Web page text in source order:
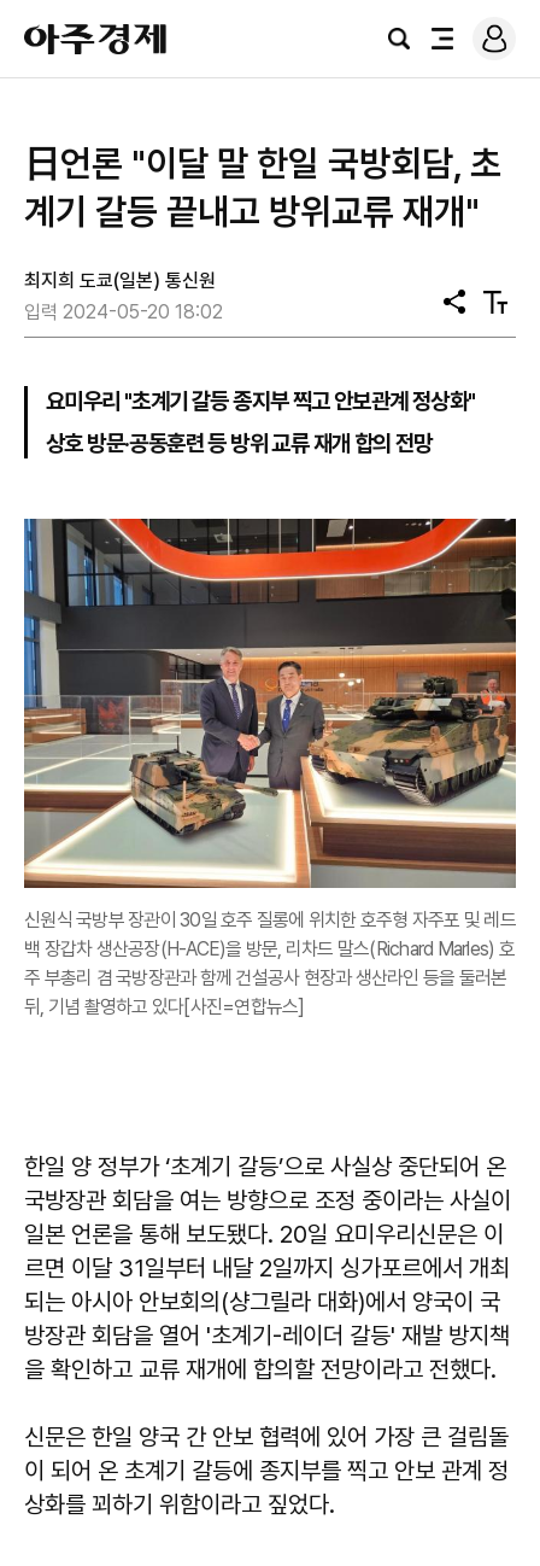
아
주
경
검
전
로
그
日언론 "이달 말 한일 국방회담, 초
계기 갈등 끝내고 방위교류 재개"
최지희 도쿄(일본) 통신원
입력 2024-05-20 18:02
공
유
텍
스
요미우리 "초계기 갈등 종지부 찍고 안보관계 정상화"
상호 방문·공동훈련 등 방위 교류 재개 합의 전망
신원식 국방부 장관이 30일 호주 질롱에 위치한 호주형 자주포 및 레드
백 장갑차 생산공장(H-ACE)을 방문, 리차드 말스(Richard Marles) 호
주 부총리 겸 국방장관과 함께 건설공사 현장과 생산라인 등을 둘러본
뒤, 기념 촬영하고 있다[사진=연합뉴스]
한일 양 정부가 ‘초계기 갈등’으로 사실상 중단되어 온
국방장관 회담을 여는 방향으로 조정 중이라는 사실이
일본 언론을 통해 보도됐다. 20일 요미우리신문은 이
르면 이달 31일부터 내달 2일까지 싱가포르에서 개최
되는 아시아 안보회의(샹그릴라 대화)에서 양국이 국
방장관 회담을 열어 '초계기-레이더 갈등' 재발 방지책
을 확인하고 교류 재개에 합의할 전망이라고 전했다.
신문은 한일 양국 간 안보 협력에 있어 가장 큰 걸림돌
이 되어 온 초계기 갈등에 종지부를 찍고 안보 관계 정
상화를 꾀하기 위함이라고 짚었다.